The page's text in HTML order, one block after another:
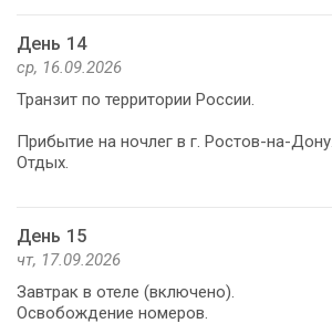
День 14
ср, 16.09.2026
Транзит по территории России.
Прибытие на ночлег в г. Ростов-на-Дону.
Отдых.
День 15
чт, 17.09.2026
Завтрак в отеле (включено).
Освобождение номеров.